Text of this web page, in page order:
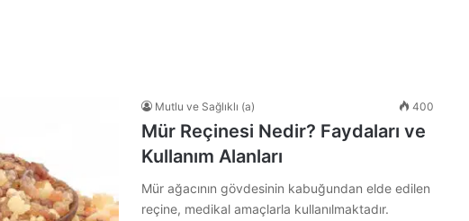
Mutlu ve Sağlıklı (a) 400
Mür Reçinesi Nedir? Faydaları ve
Kullanım Alanları
Mür ağacının gövdesinin kabuğundan elde edilen
reçine, medikal amaçlarla kullanılmaktadır.